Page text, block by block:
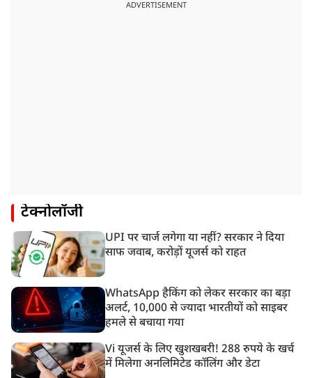
ADVERTISEMENT
टेक्नोलॉजी
UPI पर चार्ज लगेगा या नहीं? सरकार ने दिया
साफ जवाब, करोड़ों यूजर्स को राहत
WhatsApp हैकिंग को लेकर सरकार का बड़ा
अलर्ट, 10,000 से ज्यादा भारतीयों को साइबर
हमले से बचाया गया
Vi यूजर्स के लिए खुशखबरी! 288 रुपये के खर्च
में मिलेगा अनलिमिटेड कॉलिंग और डेटा